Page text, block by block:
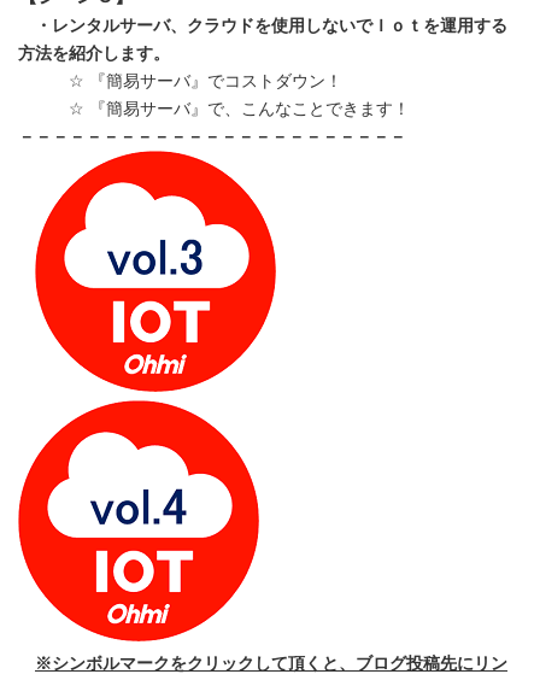
・レンタルサーバ、クラウドを使用しないでＩｏｔを運用する
方法を紹介します。
☆ 『簡易サーバ』でコストダウン！
☆ 『簡易サーバ』で、こんなことできます！
－－－－－－－－－－－－－－－－－－－－－－－
※シンボルマークをクリックして頂くと、ブログ投稿先にリン